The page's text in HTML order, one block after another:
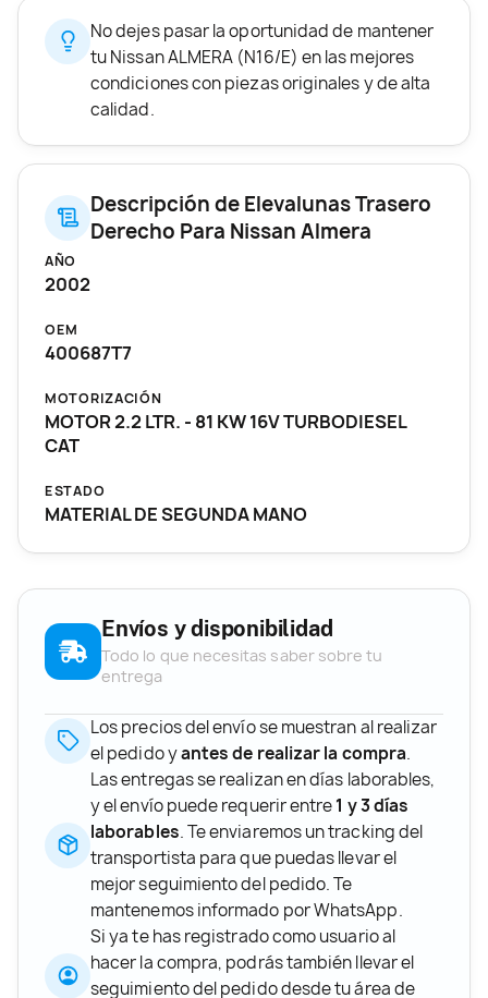
No dejes pasar la oportunidad de mantener
tu Nissan ALMERA (N16/E) en las mejores
condiciones con piezas originales y de alta
calidad.
Descripción de Elevalunas Trasero
Derecho Para Nissan Almera
AÑO
2002
OEM
400687T7
MOTORIZACIÓN
MOTOR 2.2 LTR. - 81 KW 16V TURBODIESEL
CAT
ESTADO
MATERIAL DE SEGUNDA MANO
Envíos y disponibilidad
Todo lo que necesitas saber sobre tu
entrega
Los precios del envío se muestran al realizar
el pedido yantes de realizar la compra.
Las entregas se realizan en días laborables,
y el envío puede requerir entre1 y 3 días
laborables. Te enviaremos un tracking del
transportista para que puedas llevar el
mejor seguimiento del pedido. Te
mantenemos informado por WhatsApp.
Si ya te has registrado como usuario al
hacer la compra, podrás también llevar el
seguimiento del pedido desde tu área de